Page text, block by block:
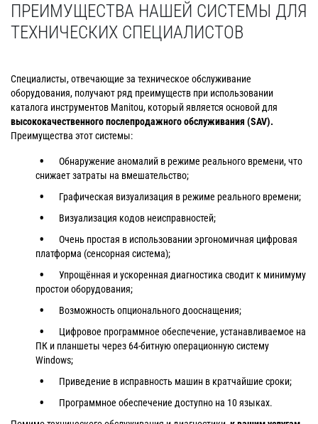
ПРЕИМУЩЕСТВА НАШЕЙ СИСТЕМЫ ДЛЯ
ТЕХНИЧЕСКИХ СПЕЦИАЛИСТОВ
Специалисты, отвечающие за техническое обслуживание
оборудования, получают ряд преимуществ при использовании
каталога инструментов Manitou, который является основой для
высококачественного послепродажного обслуживания (SAV).
Преимущества этот системы:
Обнаружение аномалий в режиме реального времени, что
снижает затраты на вмешательство;
Графическая визуализация в режиме реального времени;
Визуализация кодов неисправностей;
Очень простая в использовании эргономичная цифровая
платформа (сенсорная система);
Упрощённая и ускоренная диагностика сводит к минимуму
простои оборудования;
Возможность опционального дооснащения;
Цифровое программное обеспечение, устанавливаемое на
ПК и планшеты через 64-битную операционную систему
Windows;
Приведение в исправность машин в кратчайшие сроки;
Программное обеспечение доступно на 10 языках.